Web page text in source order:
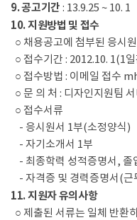
9. 공고기간 : 13.9.25 ~ 10. 1
10. 지원방법 및 접수
○ 채용공고에 첨부된 응시
○ 접수기간 : 2012.10. 1(1
○ 접수방법 : 이메일 접수
○ 문 의 처 : 디자인지원팀
○ 접수서류
- 응시원서 1부(소정양식)
- 자기소개서 1부
- 최종학력 성적증명서, 졸
- 자격증 및 경력증명서(근
11. 지원자 유의사항
○ 제출된 서류는 일체 반환